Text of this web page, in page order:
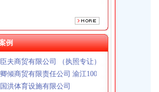
例
鸽牌电线电缆有限公司 渝北10010万 (进出口权)
志众达投资咨询有限责任公司 渝九1000万 （增资
夫商贸有限公司 （执照专让）
倾商贸有限责任公司 渝江100万 （工商注册）
洪体育设施有限公司
竣贸易有限责任公司 渝中100万 （进出口权）